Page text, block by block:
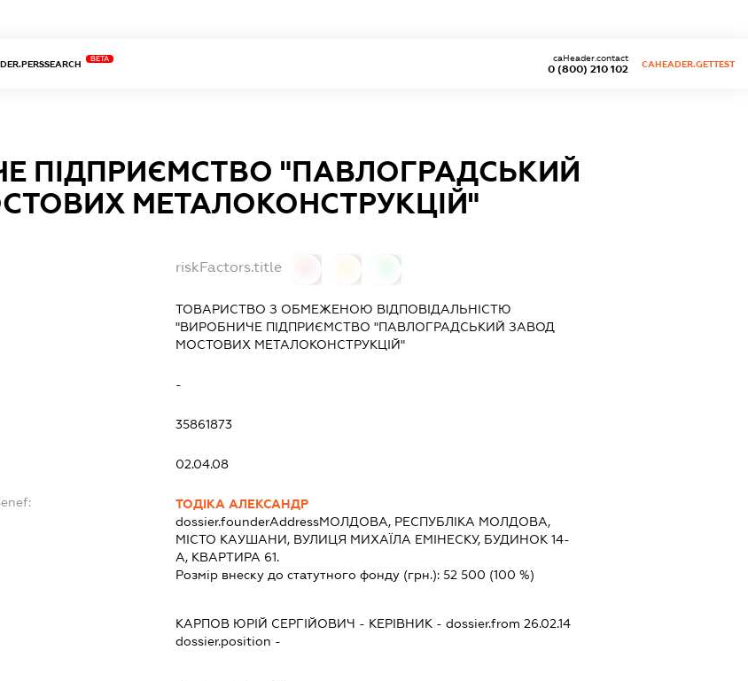
BETA
0 (800) 210 102
caHeader.contact
CAHEADER.GETTEST
ПІДПРИЄМСТВО "ПАВЛОГРАДСЬКИЙ
МЕТАЛОКОНСТРУКЦІЙ"
riskFactors.title
ТОВАРИСТВО З ОБМЕЖЕНОЮ ВІДПОВІДАЛЬНІСТЮ
"ВИРОБНИЧЕ ПІДПРИЄМСТВО "ПАВЛОГРАДСЬКИЙ ЗАВОД
МОСТОВИХ МЕТАЛОКОНСТРУКЦІЙ"
-
35861873
02.04.08
ТОДІКА АЛЕКСАНДР
dossier.founderAddressМОЛДОВА, РЕСПУБЛІКА МОЛДОВА,
МІСТО КАУШАНИ, ВУЛИЦЯ МИХАЇЛА ЕМІНЕСКУ, БУДИНОК 14-
А, КВАРТИРА 61.
Розмір внеску до статутного фонду (грн.): 52 500 (100 %)
КАРПОВ ЮРІЙ СЕРГІЙОВИЧ - КЕРІВНИК- dossier.from 26.02.14
dossier.position -